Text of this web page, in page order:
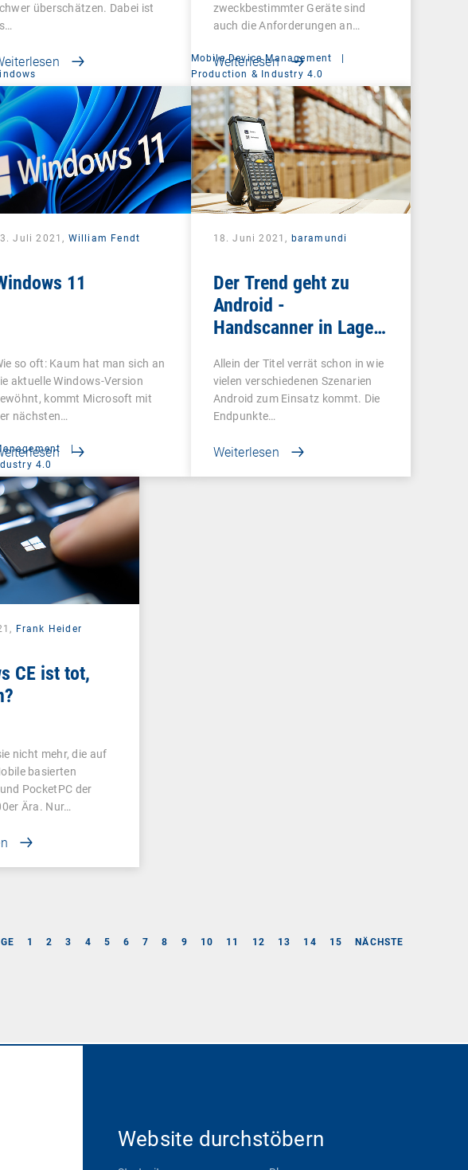
überschätzen. Dabei ist
zweckbestimmter Geräte sind
auch die Anforderungen an
Weiterlesen
Juli 2021, William Fendt
11
so oft: Kaum hat man sich an
aktuelle Windows-Version
kommt Microsoft mit
nächsten…
Mobile Device Management
|
Production & Industry 4.0
18. Juni 2021, baramundi
Der Trend geht zu
Android -
Handscanner in Lager,
Produktion zeitgemäß
verwalten
Allein der Titel verrät schon in wie
vielen verschiedenen Szenarien
Android zum Einsatz kommt. Die
Endpunkte…
Weiterlesen
|
4.0
Frank Heider
CE ist tot,
nicht mehr, die auf
basierten
PocketPC der
Ära. Nur…
1 2 3 4 5 6 7 8 9 10 11 12 13 14 15 NÄCHSTE
Website durchstöbern